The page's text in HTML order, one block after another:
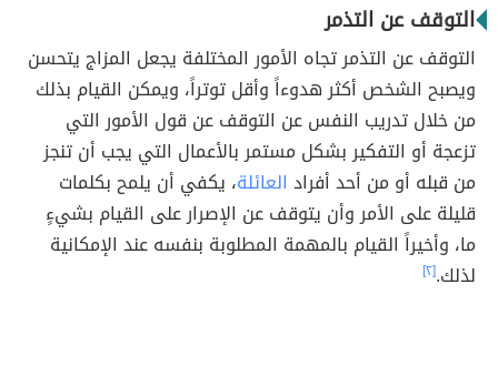
التوقف عن التذمر
التوقف عن التذمر تجاه الأمور المختلفة يجعل المزاج يتحسن
ويصبح الشخص أكثر هدوءاً وأقل توتراً، ويمكن القيام بذلك
من خلال تدريب النفس عن التوقف عن قول الأمور التي
تزعجة أو التفكير بشكل مستمر بالأعمال التي يجب أن تنجز
من قبله أو من أحد أفراد العائلة، يكفي أن يلمح بكلمات
قليلة على الأمر وأن يتوقف عن الإصرار على القيام بشيءٍ
ما، وأخيراً القيام بالمهمة المطلوبة بنفسه عند الإمكانية
لذلك.[٢]